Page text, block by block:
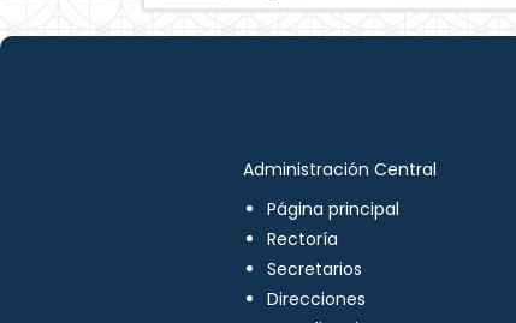
Administración Central
Página principal
Rectoría
Secretarios
Direcciones